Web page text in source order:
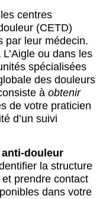
centres
(CETD)
par leur médecin.
L’Aigle ou dans les
spécialisées
des douleurs
à obtenir
de votre praticien
d’un suivi
douleur
la structure
prendre contact
dans votre